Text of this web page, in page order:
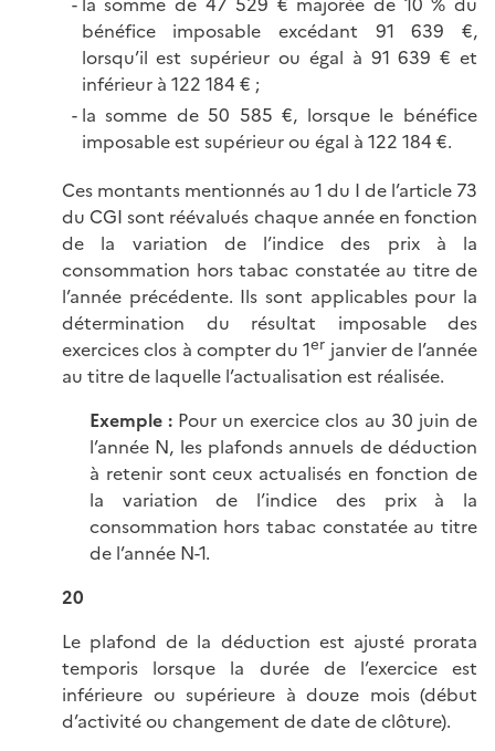
bénéfice imposable excédant 91 639 €,
lorsqu’il est supérieur ou égal à 91 639 € et
inférieur à 122 184 € ;
la somme de 50 585 €, lorsque le bénéfice
imposable est supérieur ou égal à 122 184 €.
Ces montants mentionnés au 1 du I de l’article 73
du CGI sont réévalués chaque année en fonction
de la variation de l’indice des prix à la
consommation hors tabac constatée au titre de
l’année précédente. Ils sont applicables pour la
détermination du résultat imposable des
exercices clos à compter du 1er janvier de l’année
au titre de laquelle l’actualisation est réalisée.
Exemple :Pour un exercice clos au 30 juin de
l’année N, les plafonds annuels de déduction
à retenir sont ceux actualisés en fonction de
la variation de l’indice des prix à la
consommation hors tabac constatée au titre
de l’année N-1.
20
Le plafond de la déduction est ajusté prorata
temporis lorsque la durée de l’exercice est
inférieure ou supérieure à douze mois (début
d’activité ou changement de date de clôture).